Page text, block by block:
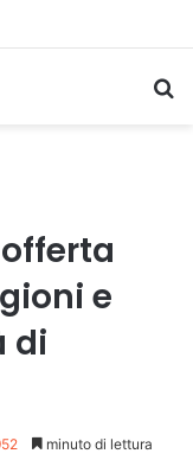
e
di
minuto di lettura